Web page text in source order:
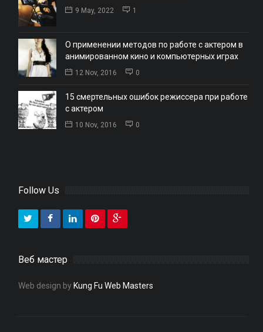
9 May, 2022 1
О применении методов по работе с актером в
анимированном кино и компьютерных играх
12 Nov, 2016 0
15 смертельных ошибок режиссера при работе
с актером
10 Nov, 2016 0
Follow Us
Веб мастер
Web design by Kung Fu Web Masters